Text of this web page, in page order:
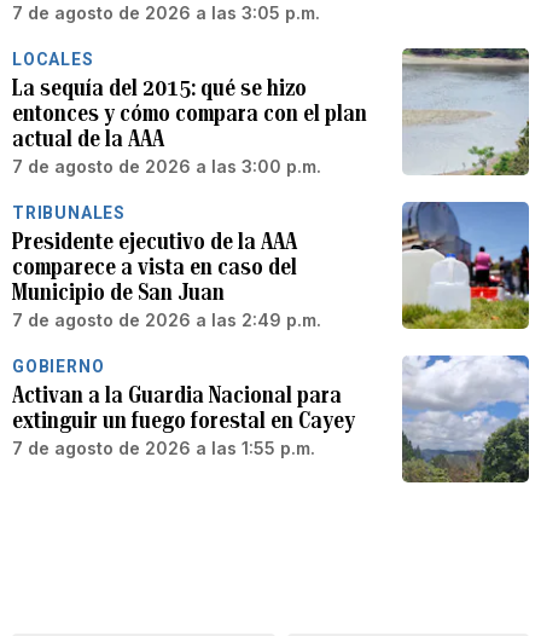
7 de agosto de 2026 a las 3:05 p.m.
LOCALES
La sequía del 2015: qué se hizo
entonces y cómo compara con el plan
actual de la AAA
7 de agosto de 2026 a las 3:00 p.m.
TRIBUNALES
Presidente ejecutivo de la AAA
comparece a vista en caso del
Municipio de San Juan
7 de agosto de 2026 a las 2:49 p.m.
GOBIERNO
Activan a la Guardia Nacional para
extinguir un fuego forestal en Cayey
7 de agosto de 2026 a las 1:55 p.m.